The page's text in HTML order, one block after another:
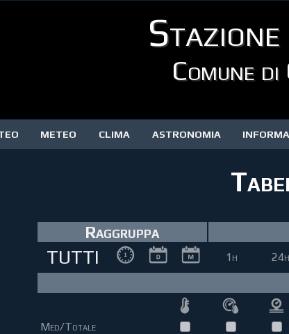
Comune
METEO CLIMA ASTRONOMIA
Raggruppa
TUTTI 1h 24h
Med/Totale